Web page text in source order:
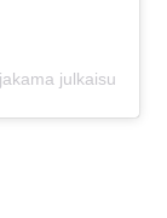
julkaisu